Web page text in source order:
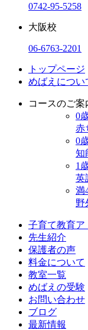
0742-95-5258
大阪校
06-6763-2201
トップページ
めばえについ
コースのご案
0
赤
0
知
1
英
満
野
子育て教育ア
先生紹介
保護者の声
料金について
教室一覧
めばえの受験
お問い合わせ
ブログ
最新情報